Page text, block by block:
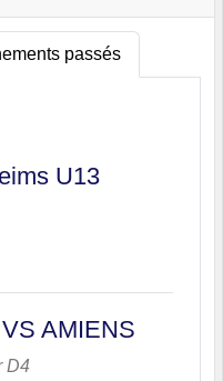
passés
U13
AMIENS
D4